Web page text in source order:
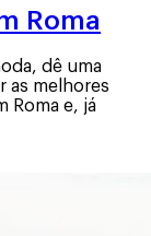
Roma
dê uma
as melhores
Roma e, já